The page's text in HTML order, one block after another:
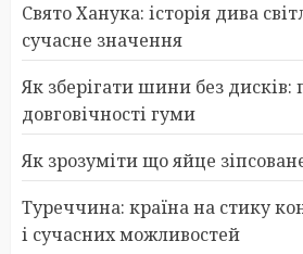
Свято Ханука: історія дива
сучасне значення
Як зберігати шини без дисків:
довговічності гуми
Як зрозуміти що яйце
Туреччина: країна на стику
і сучасних можливостей